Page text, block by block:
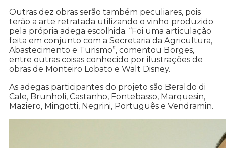
Outras dez obras serão também peculiares, pois
terão a arte retratada utilizando o vinho produzido
pela própria adega escolhida. “Foi uma articulação
feita em conjunto com a Secretaria da Agricultura,
Abastecimento e Turismo”, comentou Borges,
entre outras coisas conhecido por ilustrações de
obras de Monteiro Lobato e Walt Disney.
As adegas participantes do projeto são Beraldo di
Cale, Brunholi, Castanho, Fontebasso, Marquesin,
Maziero, Mingotti, Negrini, Português e Vendramin.